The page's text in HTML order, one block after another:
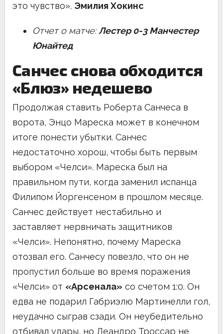
это чувство». Эмилия Хокинс
Отчет о матче:Лестер 0-3 Манчестер
Юнайтед
Санчес снова обходится
«Блюз» недешево
Продолжая ставить Роберта Санчеса в
ворота, Энцо Мареска может в конечном
итоге понести убытки. Санчес
недостаточно хорош, чтобы быть первым
выбором «Челси». Мареска был на
правильном пути, когда заменил испанца
Филипом Йоргенсеном в прошлом месяце.
Санчес действует нестабильно и
заставляет нервничать защитников
«Челси». Непонятно, почему Мареска
отозвал его. Санчесу повезло, что он не
пропустил больше во время поражения
«Челси» от «Арсенала» со счетом 1:0. Он
едва не подарил Габриэлю Мартинелли гол,
неудачно сыграв сзади. Он неубедительно
отбивал удары, но Леандро Троссар не